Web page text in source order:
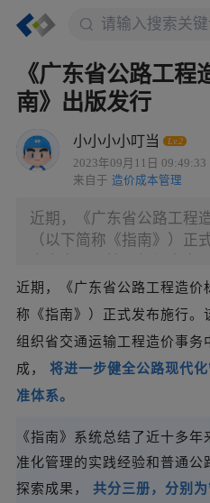
《广东省公路工
南》出版发行
小小小小叮当 Lv.2
2023年09月11日 09:49:33
来自于 造价成本管理
近期，《广东省公路工程
（以下简称《指南》）正
等单位历时近3年编制完
代化管理体系和丰富公路
系统总结了近十多年来我
化管理的实践经验和普通
试点探索成果， 共分三册
阶段的造价标准文件和实
近期，《广东省公路工程造价
称《指南》）正式发布施行
组织省交通运输工程造价事
成， 将进一步健全公路现代
准体系。
《指南》系统总结了近十多
准化管理的实践经验和普通公
探索成果， 共分三册，分别